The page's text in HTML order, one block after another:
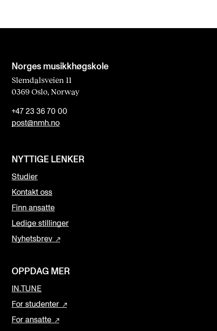
Norges musikk­høgskole
Slemdalsveien 11
0369 Oslo, Norway
+47 23 36 70 00
post@nmh.no
NYTTIGE LENKER
Studier
Kontakt oss
Finn ansatte
Ledige stillinger
Nyhetsbrev
OPPDAG MER
IN.TUNE
For studenter
For ansatte